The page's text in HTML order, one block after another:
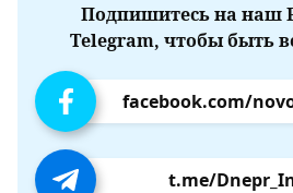
Подпишитесь на наш
Telegram, чтобы быть
t.me/